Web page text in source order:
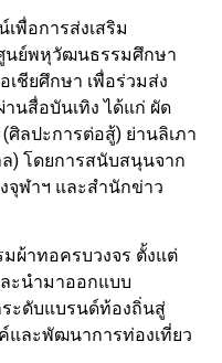
พื่อการส่งเสริม
นย์พหุวัฒนธรรมศึกษา
ชียศึกษา เพื่อร่วมส่ง
นสื่อบันเทิง ได้แก่ ผัด
ลปะการต่อสู้) ย่านลิเภา
) โดยการสนับสนุนจาก
จุฬาฯ และสำนักข่าว
ผ้าทอครบวงจร ตั้งแต่
ะนำมาออกแบบ
ะดับแบรนด์ท้องถิ่นสู่
และพัฒนาการท่องเที่ยว